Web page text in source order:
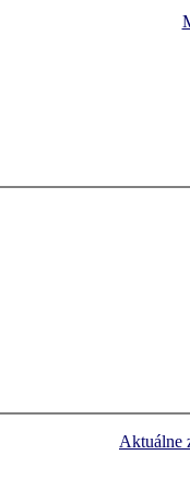
Aktuálne